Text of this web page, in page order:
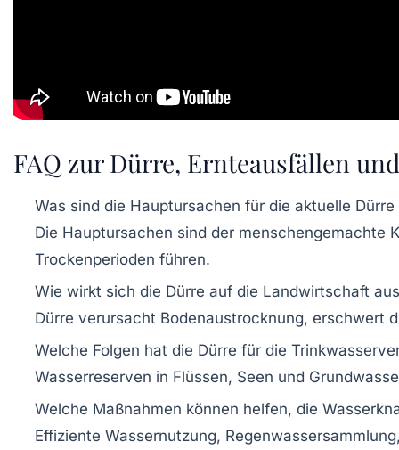
FAQ zur Dürre, Ernteausfällen
Was sind die Hauptursachen für die aktuelle Dürre
Die Hauptursachen sind der menschengemachte
Trockenperioden führen.
Wie wirkt sich die Dürre auf die Landwirtschaft
Dürre verursacht Bodenaustrocknung, erschwert
Welche Folgen hat die Dürre für die
Wasserreserven in Flüssen, Seen und
Welche Maßnahmen können helfen, die
Effiziente Wassernutzung,